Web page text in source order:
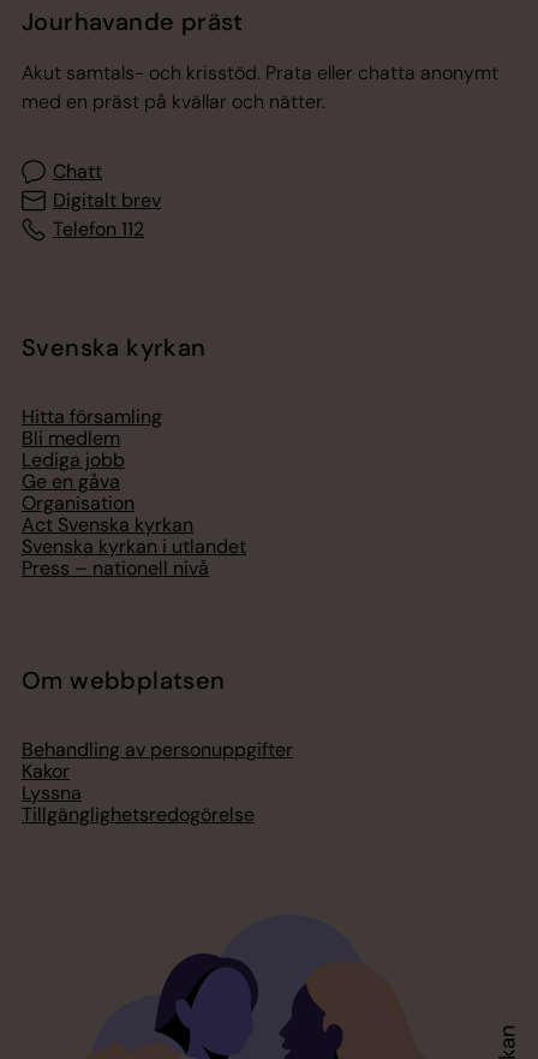
Jourhavande präst
Akut samtals- och krisstöd. Prata eller chatta anonymt
med en präst på kvällar och nätter.
Chatt
Digitalt brev
Telefon 112
Svenska kyrkan
Hitta församling
Bli medlem
Lediga jobb
Ge en gåva
Organisation
Act Svenska kyrkan
Svenska kyrkan i utlandet
Press – nationell nivå
Om webbplatsen
Behandling av personuppgifter
Kakor
Lyssna
Tillgänglighetsredogörelse